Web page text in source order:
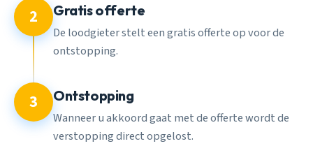
2 Gratis offerte
De loodgieter stelt een gratis offerte op voor de
ontstopping.
3 Ontstopping
Wanneer u akkoord gaat met de offerte wordt de
verstopping direct opgelost.